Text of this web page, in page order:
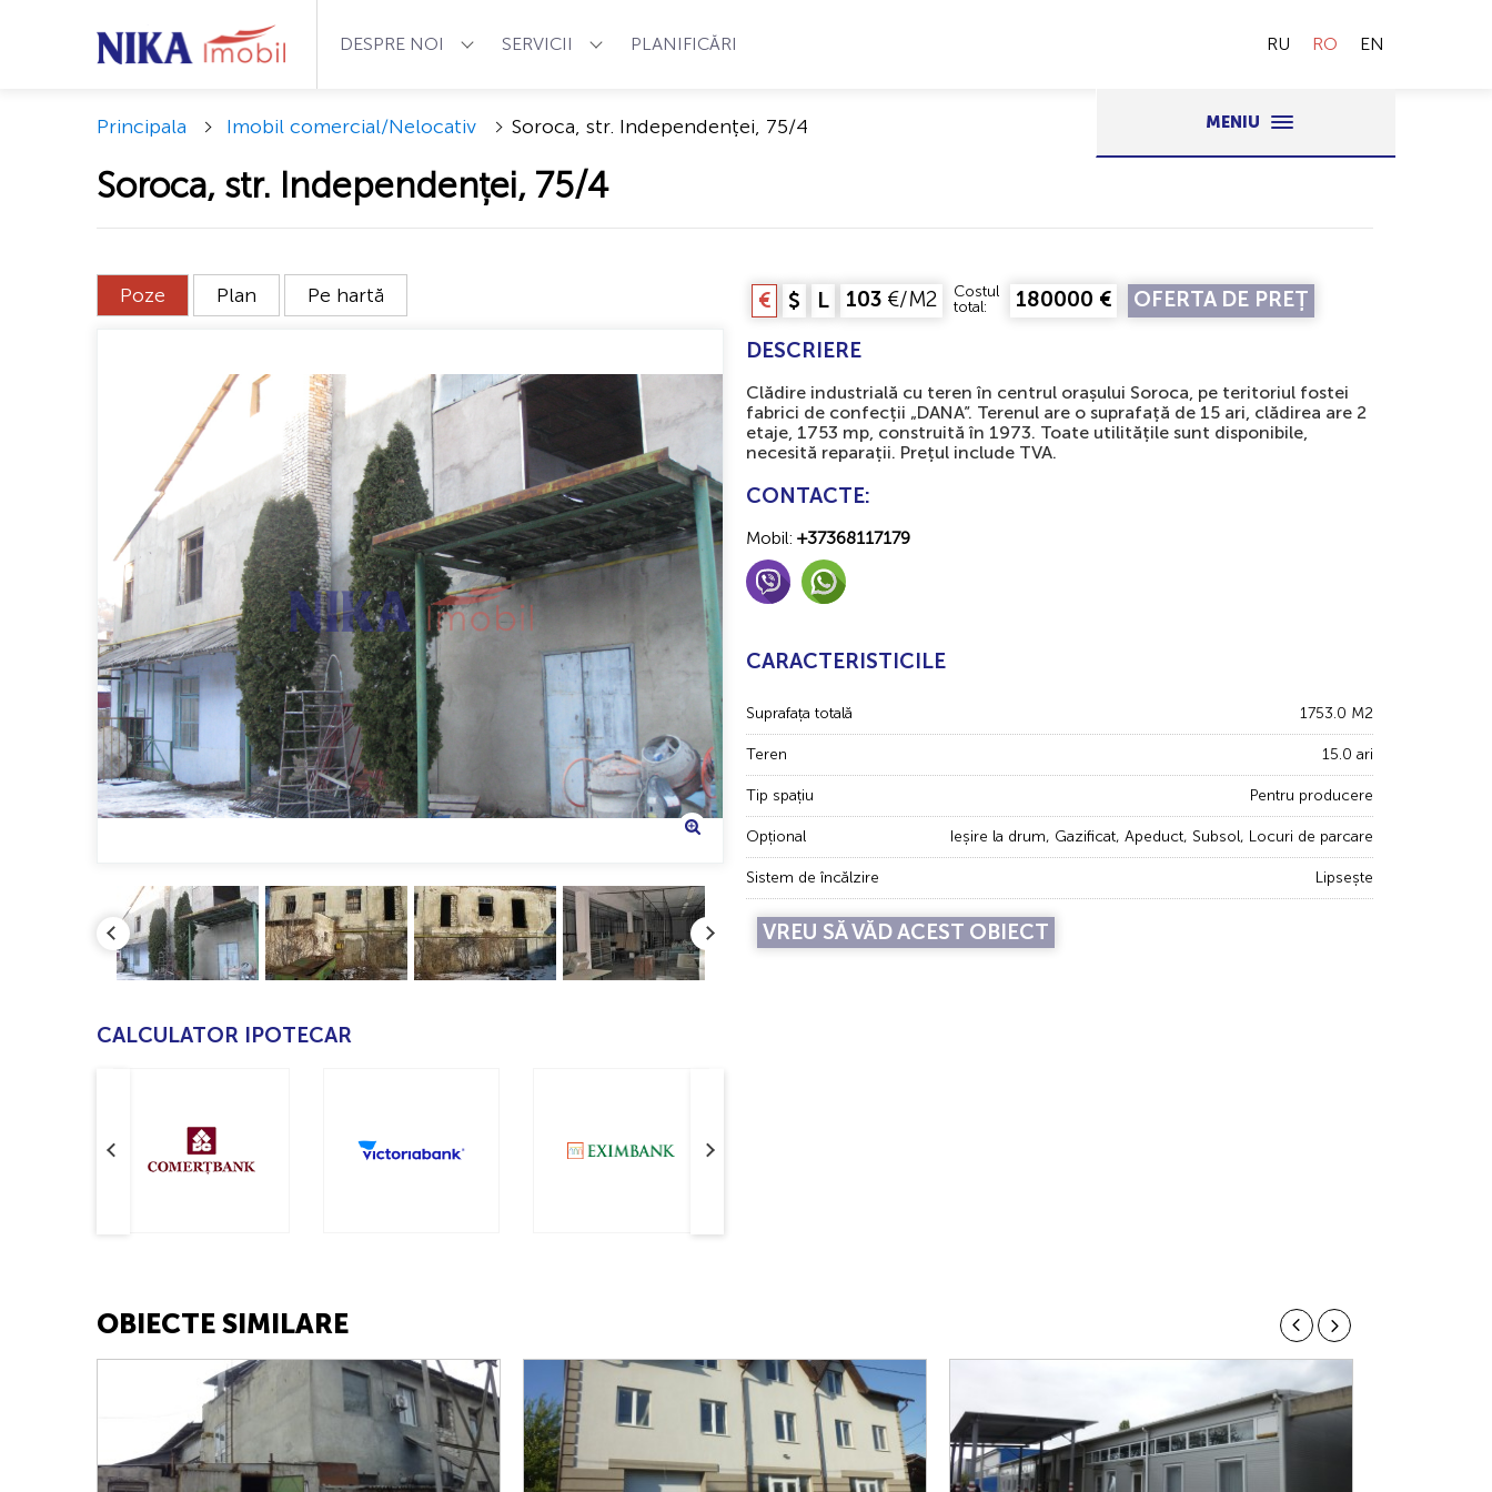
DESPRE NOI SERVICII PLANIFICĂRI RU RO EN
Principala Imobil comercial/Nelocativ Soroca, str. Independenței, 75/4 MENIU
Soroca, str. Independenței, 75/4
Poze Plan Pe hartă
CALCULATOR IPOTECAR
€ $ L 103 €/M2
Costul
total:
180000 €
OFERTA DE PREȚ
DESCRIERE
Clădire industrială cu teren în centrul orașului Soroca, pe teritoriul fostei
fabrici de confecții „DANA”. Terenul are o suprafață de 15 ari, clădirea are 2
etaje, 1753 mp, construită în 1973. Toate utilitățile sunt disponibile,
necesită reparații. Prețul include TVA.
CONTACTE:
Mobil: +37368117179
CARACTERISTICILE
Suprafața totală 1753.0 M2
Teren 15.0 ari
Tip spațiu Pentru producere
Opțional Ieșire la drum, Gazificat, Apeduct, Subsol, Locuri de parcare
Sistem de încălzire Lipsește
VREU SĂ VĂD ACEST OBIECT
OBIECTE SIMILARE